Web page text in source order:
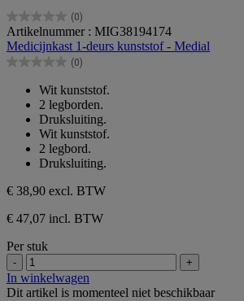
(0)
0.0
van
de
5
Artikelnummer : MIG38194174
Medicijnkast 1-deurs kunststof - Medial
(0)
0.0
sterren.
Wit kunststof.
2 legborden.
Druksluiting.
Wit kunststof.
2 legbord.
Druksluiting.
€ 38,90 excl. BTW
€ 47,07 incl. BTW
Per stuk
- +
In winkelwagen
Dit artikel is momenteel niet beschikbaar